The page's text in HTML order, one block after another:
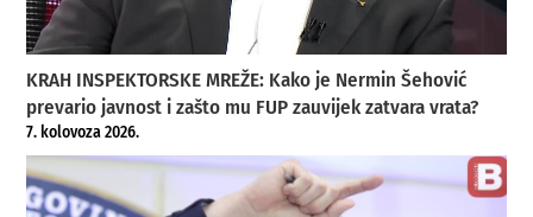
KRAH INSPEKTORSKE MREŽE: Kako je Nermin Šehović
prevario javnost i zašto mu FUP zauvijek zatvara vrata?
7. kolovoza 2026.